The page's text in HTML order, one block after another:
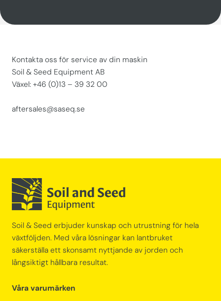
Kontakta oss för service av din maskin
Soil & Seed Equipment AB
Växel: +46 (0)13 – 39 32 00
aftersales@saseq.se
Soil & Seed erbjuder kunskap och utrustning för hela
växtföljden. Med våra lösningar kan lantbruket
säkerställa ett skonsamt nyttjande av jorden och
långsiktigt hållbara resultat.
Våra varumärken